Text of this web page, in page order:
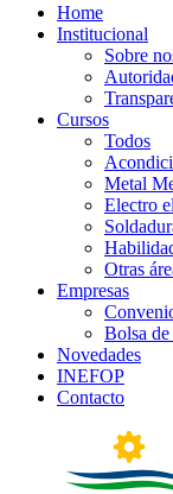
Home
Institucional
Sobre
Cursos
Todos
Metal
Electro
Otras
Empresas
Bolsa
Novedades
INEFOP
Contacto